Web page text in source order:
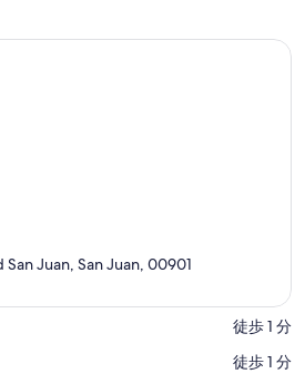
Juan, San Juan, 00901
‪徒歩 1 分‬
‪徒歩 1 分‬